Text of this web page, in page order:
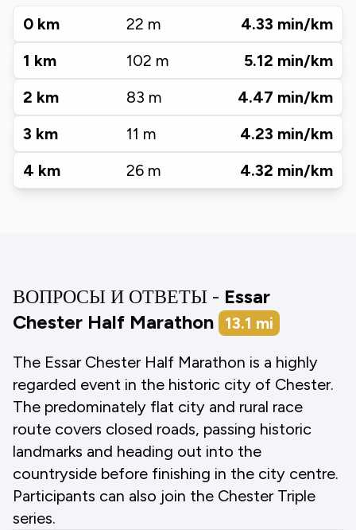
0 km 22 m 4.33 min/km
1 km 102 m 5.12 min/km
2 km 83 m 4.47 min/km
3 km 11 m 4.23 min/km
4 km 26 m 4.32 min/km
ВОПРОСЫ И ОТВЕТЫ - Essar
Chester Half Marathon
13.1 mi
The Essar Chester Half Marathon is a highly
regarded event in the historic city of Chester.
The predominately flat city and rural race
route covers closed roads, passing historic
landmarks and heading out into the
countryside before finishing in the city centre.
Participants can also join the Chester Triple
series.